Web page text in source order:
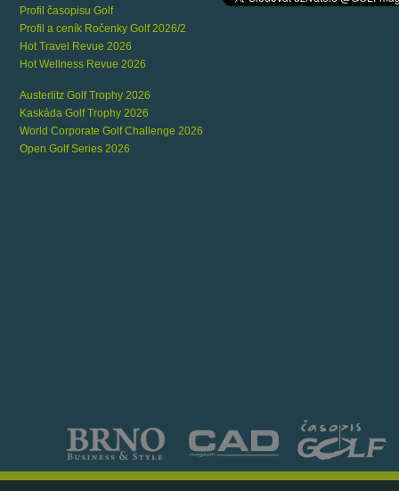
Profil časopisu Golf
Profil a ceník Ročenky Golf 2026/2
Hot Travel Revue 2026
Hot Wellness Revue 2026
Austerlitz Golf Trophy 2026
Kaskáda Golf Trophy 2026
World Corporate Golf Challenge 2026
Open Golf Series 2026